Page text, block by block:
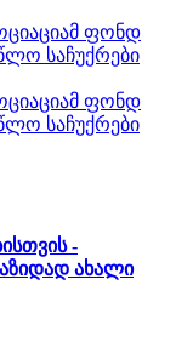
-
ახალი